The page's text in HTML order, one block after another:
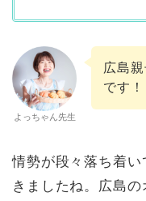
よっちゃん先生
広島
です！
情勢が段々落ち着
きましたね。広島